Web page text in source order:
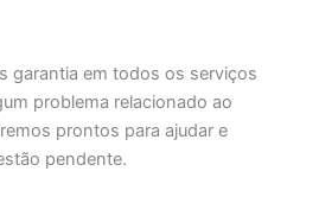
garantia em todos os serviços
problema relacionado ao
prontos para ajudar e
pendente.